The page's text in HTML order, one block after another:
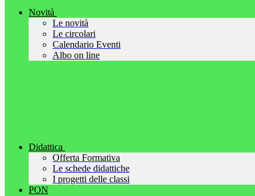
Novità
Le novità
Le circolari
Calendario Eventi
Albo on line
Didattica
Offerta Formativa
Le schede didattiche
I progetti delle classi
PON